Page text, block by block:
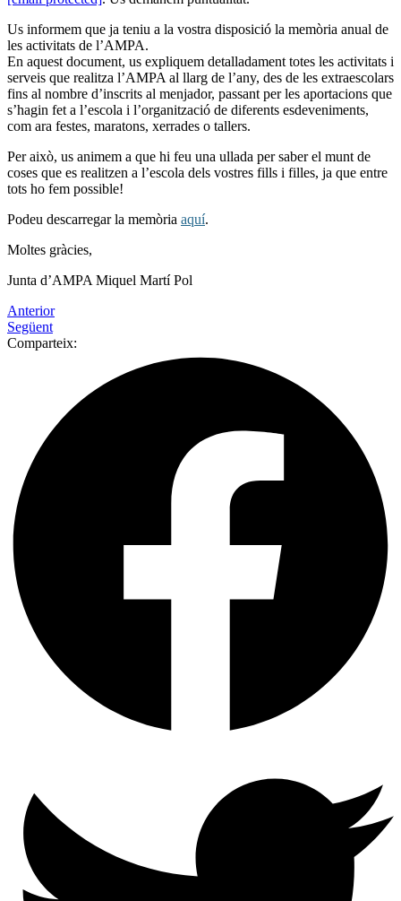
Us informem que ja teniu a la vostra disposició la memòria anual de
les activitats de l’AMPA.
En aquest document, us expliquem detalladament totes les activitats i
serveis que realitza l’AMPA al llarg de l’any, des de les extraescolars
fins al nombre d’inscrits al menjador, passant per les aportacions que
s’hagin fet a l’escola i l’organització de diferents esdeveniments,
com ara festes, maratons, xerrades o tallers.
Per això, us animem a que hi feu una ullada per saber el munt de
coses que es realitzen a l’escola dels vostres fills i filles, ja que entre
tots ho fem possible!
Podeu descarregar la memòria aquí.
Moltes gràcies,
Junta d’AMPA Miquel Martí Pol
Anterior
Següent
Comparteix: